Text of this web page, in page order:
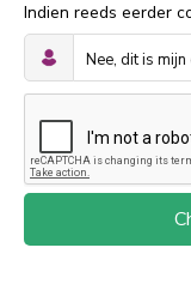
Indien reeds eerder